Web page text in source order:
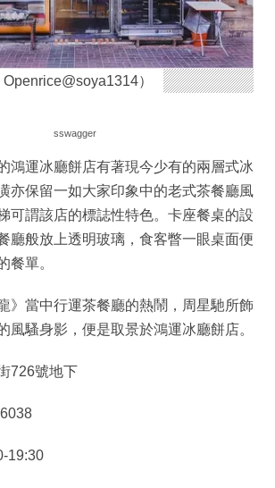
Openrice@soya1314）
sswagger
鴻運冰廳餅店有著現今少有的兩層式冰
亦保留一如大家印象中的老式茶餐廳風
可謂該店的標誌性特色。卡座餐桌的設
廳般放上透明玻璃，食客瞥一眼桌面便
餐單。
》當中行運茶餐廳的熱鬧，周星馳所飾
風騷身影，便是取景於鴻運冰廳餅店。
726號地下
19:30